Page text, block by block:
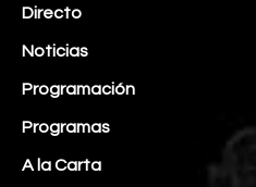
Directo
Noticias
Programación
Programas
A la Carta